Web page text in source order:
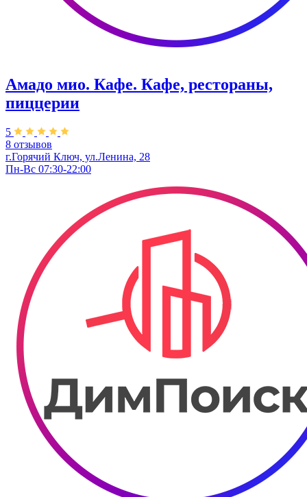
Амадо мио. Кафе. Кафе, рестораны,
пиццерии
5
8 отзывов
г.Горячий Ключ, ул.Ленина, 28
Пн-Вс 07:30-22:00